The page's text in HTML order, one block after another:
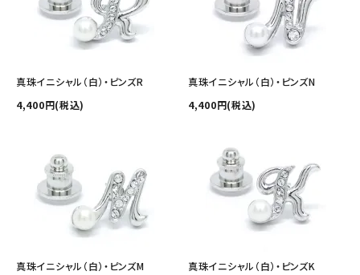
カフスを探す
その他の商品を探す
ご利用ガイド
修理・交換
カフス相談室
お問い合わせ
真珠イニシャル（白）・ピンズR
4,400円(税込)
真珠イニシャル（白）・ピンズN
4,400円(税込)
真珠イニシャル（白）・ピンズM
真珠イニシャル（白）・ピンズK